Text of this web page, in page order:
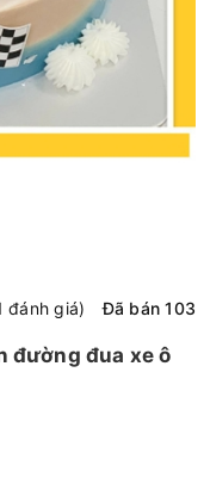
đánh giá) Đã bán 103
đường đua xe ô